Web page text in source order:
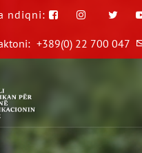
ndiqni:
+389(0) 22 700 047